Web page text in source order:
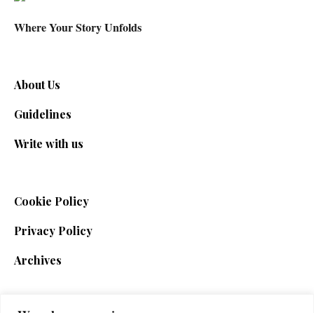
Where Your Story Unfolds
About Us
Guidelines
Write with us
Cookie Policy
Privacy Policy
Archives